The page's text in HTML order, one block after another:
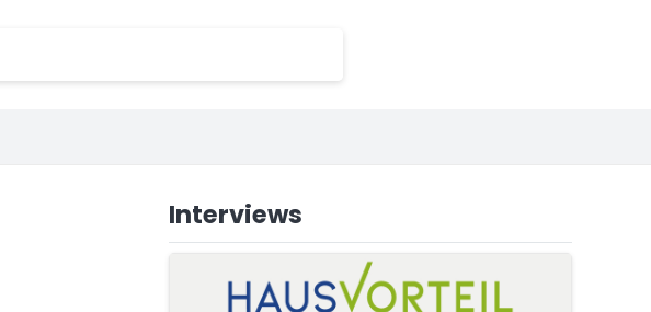
Interviews